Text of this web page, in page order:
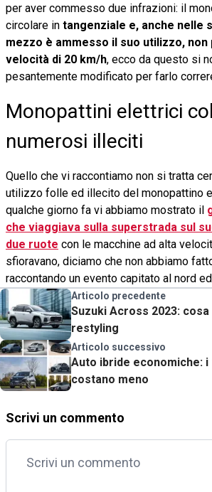
per aver commesso due infrazioni: il
circolare in tangenziale e, anche nelle
mezzo è ammesso il suo utilizzo, non
velocità di 20 km/h, ecco da questo si
pesantemente modificato per farlo
Monopattini elettrici
numerosi illeciti
Quello che vi raccontiamo non si tratta
utilizzo folle ed illecito del monopattino
qualche giorno fa vi abbiamo mostrato il
che viaggiava sulla superstrada sul
due ruote con le macchine ad alta
sfioravano, diciamo che non abbiamo
raccontando un evento capitato al nord
Articolo precedente
Suzuki Across 2023:
restyling
Articolo successivo
Auto ibride economiche: i
costano meno
Scrivi un commento